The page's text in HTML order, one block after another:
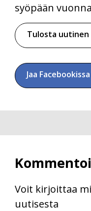
syöpään
Tulosta uutinen
Jaa Facebookissa
Kommentoi
Voit kirjoittaa
uutisesta